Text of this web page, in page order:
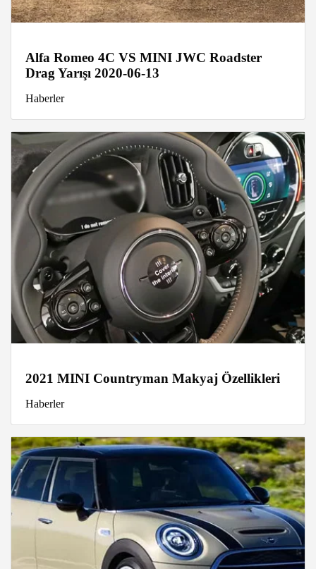
Alfa Romeo 4C VS MINI JWC Roadster
Drag Yarışı 2020-06-13
Haberler
2021 MINI Countryman Makyaj Özellikleri
Haberler